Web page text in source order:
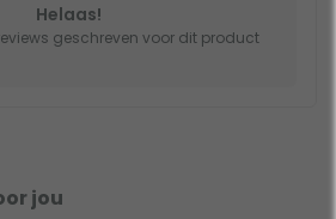
Helaas!
geschreven voor dit product
jou